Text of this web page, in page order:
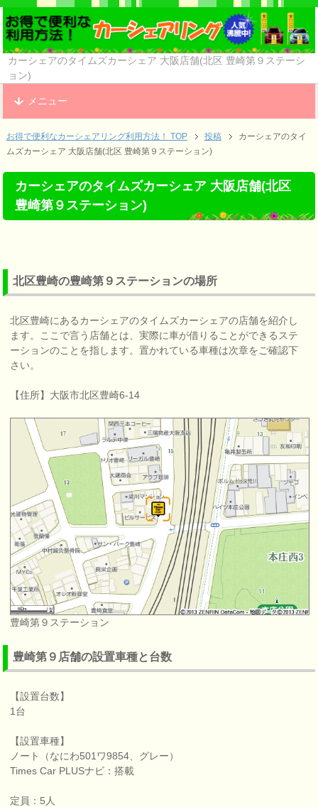
カーシェアのタイムズカーシェア 大阪店舗(北区 豊崎第９ステーシ
ョン)
メニュー
お得で便利なカーシェアリング利用方法！ TOP 投稿
カーシェアのタイ
ムズカーシェア 大阪店舗(北区 豊崎第９ステーション)
カーシェアのタイムズカーシェア 大阪店舗(北区
豊崎第９ステーション)
北区豊崎の豊崎第９ステーションの場所
北区豊崎にあるカーシェアのタイムズカーシェアの店舗を紹介し
ます。ここで言う店舗とは、実際に車が借りることができるステ
ーションのことを指します。置かれている車種は次章をご確認下
さい。
【住所】大阪市北区豊崎6-14
豊崎第９ステーション
豊崎第９店舗の設置車種と台数
【設置台数】
1台
【設置車種】
ノート（なにわ501ワ9854、グレー）
Times Car PLUSナビ：搭載
定員：5人